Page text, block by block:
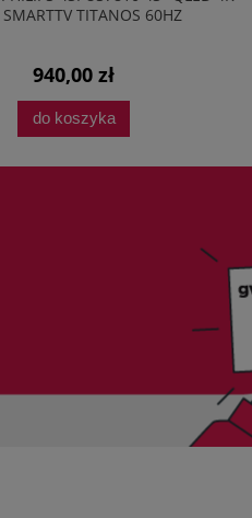
TITANOS 60HZ
940,00 zł
do koszyka